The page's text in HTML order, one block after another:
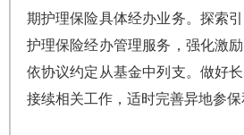
期护理保险具体经办业务。探索
护理保险经办管理服务，强化激
依协议约定从基金中列支。做好
接续相关工作，适时完善异地参保